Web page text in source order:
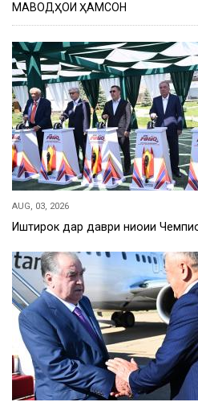
МАВОДҲОИ ҲАМСОН
AUG, 03, 2026
Иштирок дар даври ниҳоии